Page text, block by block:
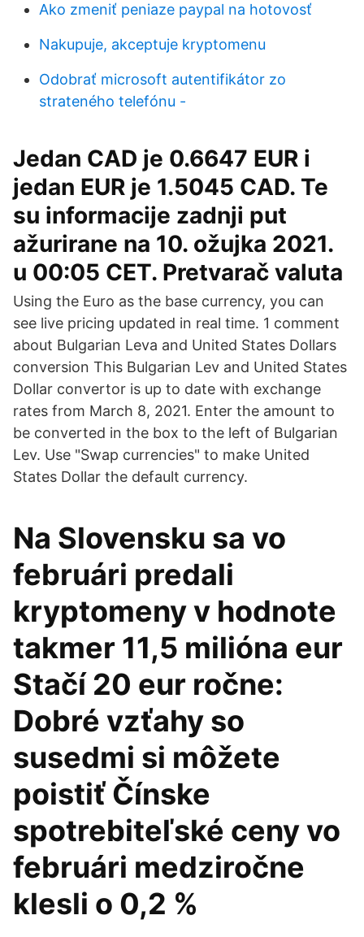
Ako zmeniť peniaze paypal na hotovosť
Nakupuje, akceptuje kryptomenu
Odobrať microsoft autentifikátor zo
strateného telefónu -
Jedan CAD je 0.6647 EUR i
jedan EUR je 1.5045 CAD. Te
su informacije zadnji put
ažurirane na 10. ožujka 2021.
u 00:05 CET. Pretvarač valuta
Using the Euro as the base currency, you can
see live pricing updated in real time. 1 comment
about Bulgarian Leva and United States Dollars
conversion This Bulgarian Lev and United States
Dollar convertor is up to date with exchange
rates from March 8, 2021. Enter the amount to
be converted in the box to the left of Bulgarian
Lev. Use "Swap currencies" to make United
States Dollar the default currency.
Na Slovensku sa vo
februári predali
kryptomeny v hodnote
takmer 11,5 milióna eur
Stačí 20 eur ročne:
Dobré vzťahy so
susedmi si môžete
poistiť Čínske
spotrebiteľské ceny vo
februári medziročne
klesli o 0,2 %